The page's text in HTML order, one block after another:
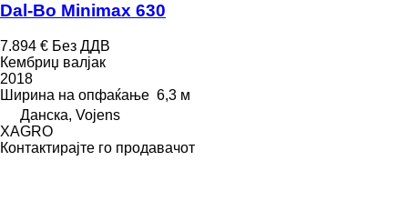
Dal-Bo Minimax 630
7.894 € Без ДДВ
Кембриџ валјак
2018
Ширина на опфаќање 6,3 м
Данска, Vojens
XAGRO
Контактирајте го продавачот